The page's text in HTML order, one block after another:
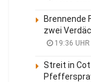
Brennende
zwei
19:36 UHR
Streit in